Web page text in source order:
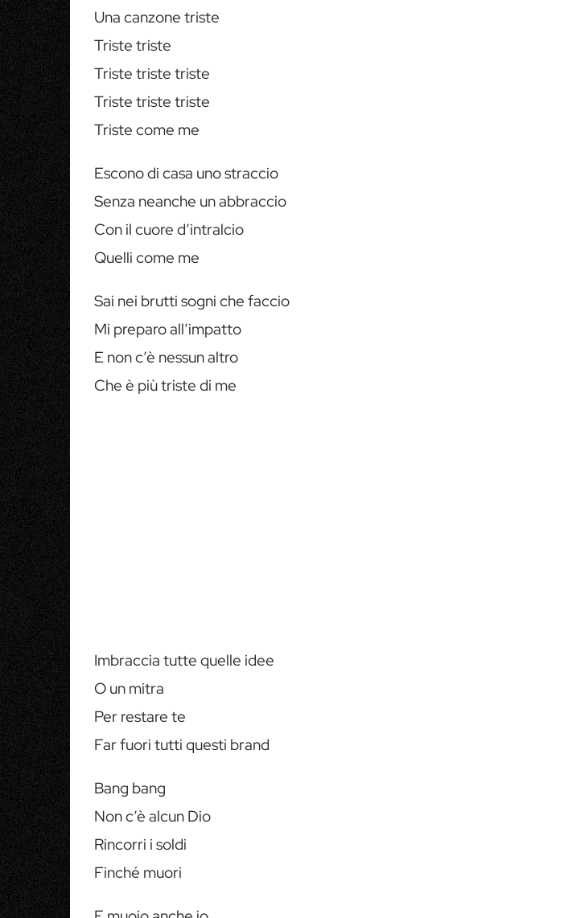
Una canzone triste
Triste triste
Triste triste triste
Triste triste triste
Triste come me
Escono di casa uno straccio
Senza neanche un abbraccio
Con il cuore d’intralcio
Quelli come me
Sai nei brutti sogni che faccio
Mi preparo all’impatto
E non c’è nessun altro
Che è più triste di me
Imbraccia tutte quelle idee
O un mitra
Per restare te
Far fuori tutti questi brand
Bang bang
Non c’è alcun Dio
Rincorri i soldi
Finché muori